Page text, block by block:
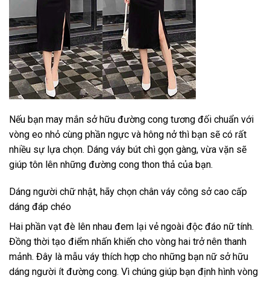
Nếu bạn may mắn sở hữu đường cong tương đối chuẩn với
vòng eo nhỏ cùng phần ngực và hông nở thì bạn sẽ có rất
nhiều sự lựa chọn. Dáng váy bút chì gọn gàng, vừa vặn sẽ
giúp tôn lên những đường cong thon thả của bạn.
Dáng người chữ nhật, hãy chọn chân váy công sở cao cấp
dáng đáp chéo
Hai phần vạt đè lên nhau đem lại vẻ ngoài độc đáo nữ tính.
Đồng thời tạo điểm nhấn khiến cho vòng hai trở nên thanh
mảnh. Đây là mẫu váy thích hợp cho những bạn nữ sở hữu
dáng người ít đường cong. Vì chúng giúp bạn định hình vòng